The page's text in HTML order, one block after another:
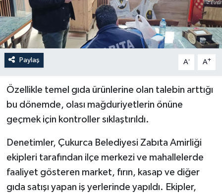
Paylaş A- A+
Özellikle temel gıda ürünlerine olan talebin arttığı
bu dönemde, olası mağduriyetlerin önüne
geçmek için kontroller sıklaştırıldı.
Denetimler, Çukurca Belediyesi Zabıta Amirliği
ekipleri tarafından ilçe merkezi ve mahallelerde
faaliyet gösteren market, fırın, kasap ve diğer
gıda satışı yapan iş yerlerinde yapıldı. Ekipler,